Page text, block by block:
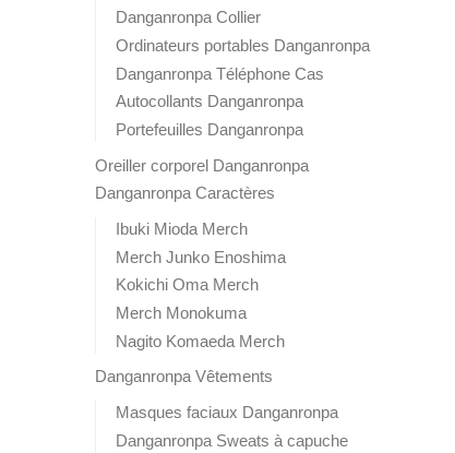
Danganronpa Collier
Ordinateurs portables Danganronpa
Danganronpa Téléphone Cas
Autocollants Danganronpa
Portefeuilles Danganronpa
Oreiller corporel Danganronpa
Danganronpa Caractères
Ibuki Mioda Merch
Merch Junko Enoshima
Kokichi Oma Merch
Merch Monokuma
Nagito Komaeda Merch
Danganronpa Vêtements
Masques faciaux Danganronpa
Danganronpa Sweats à capuche